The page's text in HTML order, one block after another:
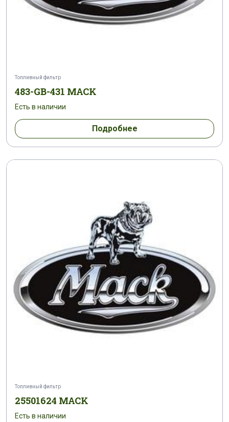
Топливный фильтр
483-GB-431 MACK
Есть в наличии
Подробнее
Топливный фильтр
25501624 MACK
Есть в наличии